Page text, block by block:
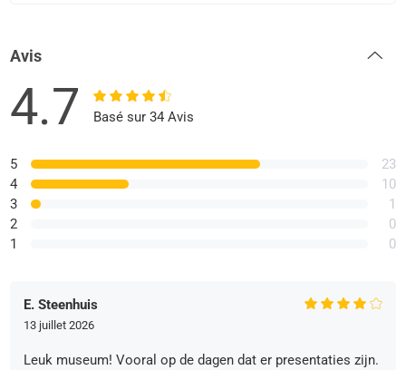
Avis
4.7 Basé sur 34 Avis
5
4
3
2
1
23
10
1
0
0
E. Steenhuis
13 juillet 2026
Leuk museum! Vooral op de dagen dat er presentaties zijn.